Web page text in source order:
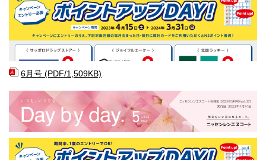
6月号 (PDF/1,509KB)